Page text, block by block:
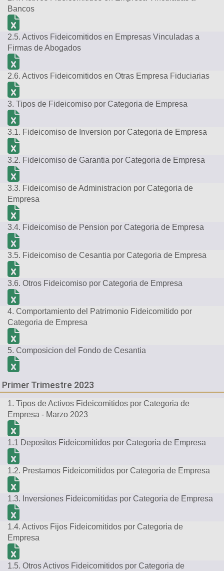
Bancos
2.5. Activos Fideicomitidos en Empresas Vinculadas a
Firmas de Abogados
2.6. Activos Fideicomitidos en Otras Empresa Fiduciarias
3. Tipos de Fideicomiso por Categoria de Empresa
3.1. Fideicomiso de Inversion por Categoria de Empresa
3.2. Fideicomiso de Garantia por Categoria de Empresa
3.3. Fideicomiso de Administracion por Categoria de
Empresa
3.4. Fideicomiso de Pension por Categoria de Empresa
3.5. Fideicomiso de Cesantia por Categoria de Empresa
3.6. Otros Fideicomiso por Categoria de Empresa
4. Comportamiento del Patrimonio Fideicomitido por
Categoria de Empresa
5. Composicion del Fondo de Cesantia
Primer Trimestre 2023
1. Tipos de Activos Fideicomitidos por Categoria de
Empresa - Marzo 2023
1.1 Depositos Fideicomitidos por Categoria de Empresa
1.2. Prestamos Fideicomitidos por Categoria de Empresa
1.3. Inversiones Fideicomitidas por Categoria de Empresa
1.4. Activos Fijos Fideicomitidos por Categoria de
Empresa
1.5. Otros Activos Fideicomitidos por Categoria de